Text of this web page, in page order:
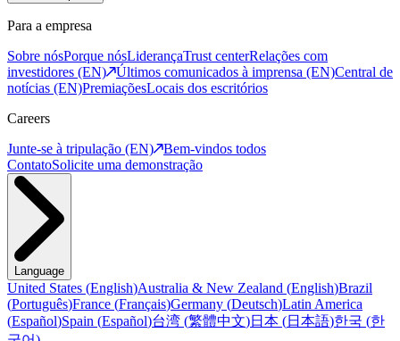
Para a empresa
Sobre nósPorque nósLiderançaTrust centerRelações com
investidores (EN)
Últimos comunicados à imprensa (EN)Central de
notícias (EN)PremiaçõesLocais dos escritórios
Careers
Junte-se à tripulação (EN)
Bem-vindos todos
ContatoSolicite uma demonstração
Language
United States (English)Australia & New Zealand (English)Brazil
(Português)France (Français)Germany (Deutsch)Latin America
(Español)Spain (Español)台湾 (繁體中文)日本 (日本語)한국 (한